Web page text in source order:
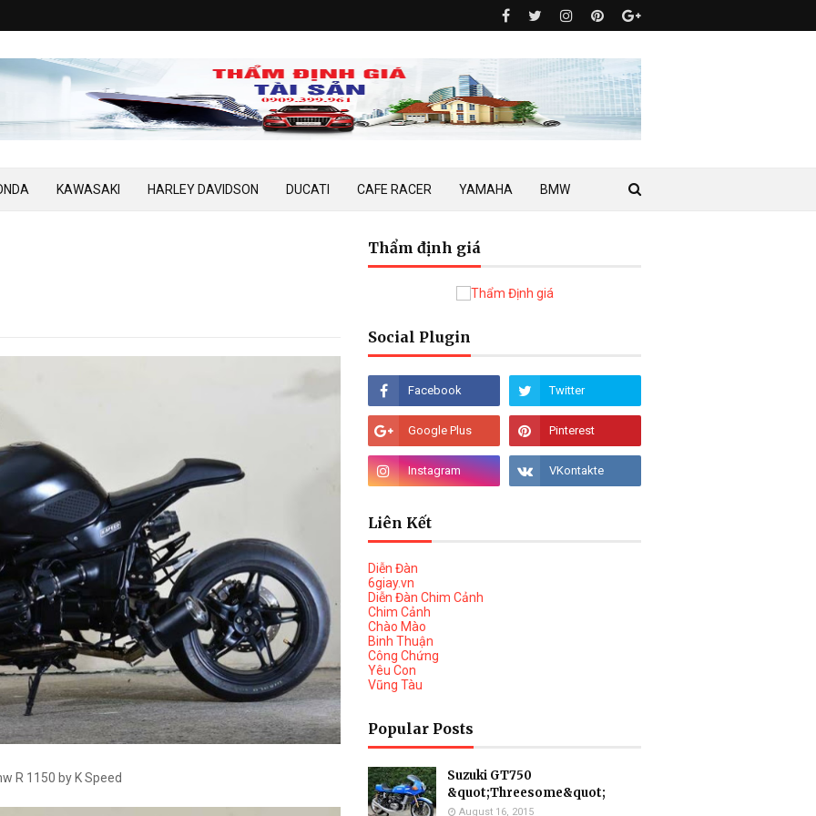
KAWASAKI HARLEY DAVIDSON DUCATI CAFE RACER YAMAHA BMW
R 1150 by K Speed
Thẩm định giá
Social Plugin
Liên Kết
Diễn Đàn
6giay.vn
Diễn Đàn Chim Cảnh
Chim Cảnh
Chào Mào
Binh Thuận
Công Chứng
Yêu Con
Vũng Tàu
Popular Posts
Suzuki GT750
&quot;Threesome&quot;
August 16, 2015